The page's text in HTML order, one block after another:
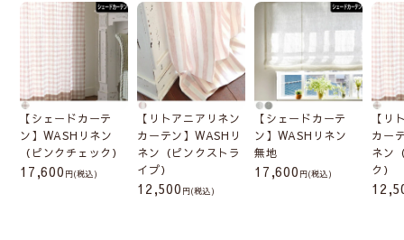
【シェードカーテ
ン】WASHリネン
（ピンクチェック）
17,600 (税込)
【リトアニアリネン
カーテン】WASHリ
ネン（ピンクストラ
イプ）
12,500 (税込)
【シェードカーテ
ン】WASHリネン
無地
17,600 (税込)
【リ
カー
ネン
ク）